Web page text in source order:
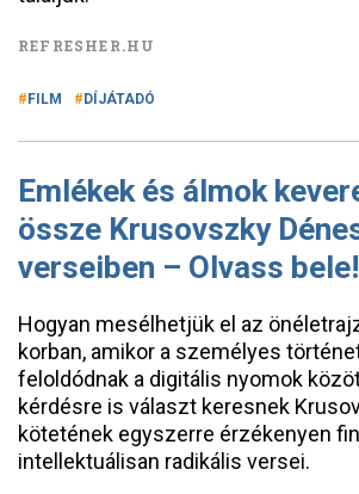
REFRESHER.HU
FILM DÍJÁTADÓ
Emlékek és álmok
össze Krusovszky
verseiben – Olvass bele!
Hogyan mesélhetjük el az
korban, amikor a személyes
feloldódnak a digitális nyomok
kérdésre is választ keresnek
kötetének egyszerre érzékenyen
intellektuálisan radikális versei.